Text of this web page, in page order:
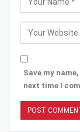
Save my
next time I